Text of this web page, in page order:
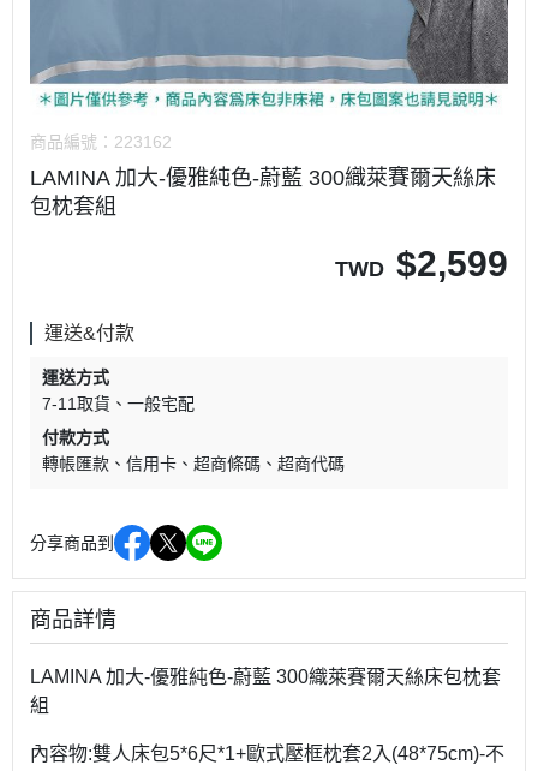
商品編號： 223162
LAMINA 加大-優雅純色-蔚藍 300織萊賽爾天絲床
包枕套組
TWD $2,599
運送&付款
運送方式
7-11取貨
一般宅配
付款方式
轉帳匯款
信用卡 超商條碼 超商代碼
分享商品到
商品詳情
LAMINA 加大-優雅純色-蔚藍 300織萊賽爾天絲床包枕套
組
內容物:雙人床包5*6尺*1+歐式壓框枕套2入(48*75cm)-不